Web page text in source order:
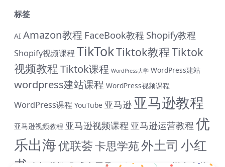
标签
AI Amazon教程 FaceBook教程 Shopify教程
Shopify视频课程 TikTokTiktok教程Tiktok
视频教程Tiktok课程 WordPress大学 WordPress建站
wordpress建站课程 WordPress视频课程
WordPress课程 YouTube 亚马逊 亚马逊教程
亚马逊视频教程 亚马逊视频课程 亚马逊运营教程 优
乐出海优联荟卡思学苑外土司 小红